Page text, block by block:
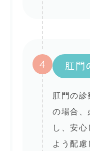
4 肛門
肛門の
の場合、
し、安
よう配